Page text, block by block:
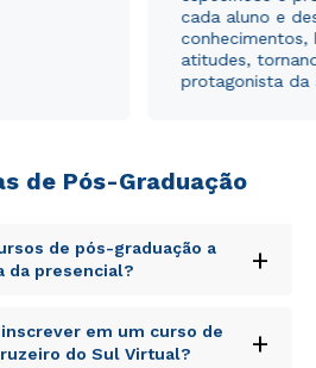
cada aluno e
conhecimentos,
atitudes,
protagonista da
de Pós-Graduação
de pós-graduação a
da presencial?
+
omnis iste natus error sit
doloremque laudantium,
em um curso de
do Sul Virtual?
+